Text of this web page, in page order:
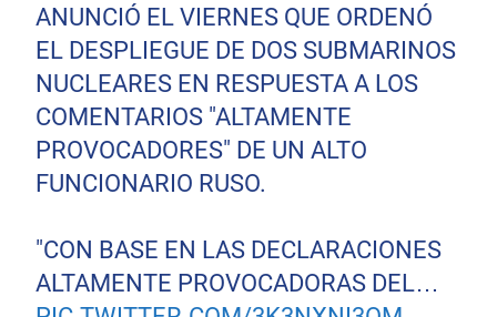
ANUNCIÓ EL VIERNES QUE ORDENÓ
EL DESPLIEGUE DE DOS SUBMARINOS
NUCLEARES EN RESPUESTA A LOS
COMENTARIOS "ALTAMENTE
PROVOCADORES" DE UN ALTO
FUNCIONARIO RUSO.
"CON BASE EN LAS DECLARACIONES
ALTAMENTE PROVOCADORAS DEL…